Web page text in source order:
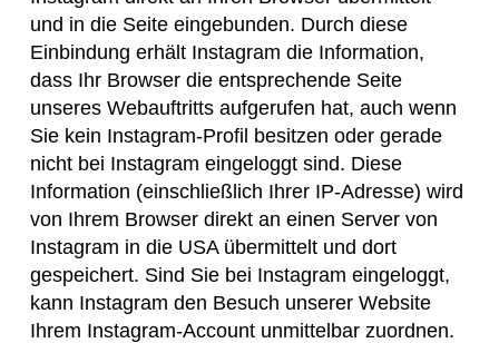
und in die Seite eingebunden. Durch diese
Einbindung erhält Instagram die Information,
dass Ihr Browser die entsprechende Seite
unseres Webauftritts aufgerufen hat, auch wenn
Sie kein Instagram-Profil besitzen oder gerade
nicht bei Instagram eingeloggt sind. Diese
Information (einschließlich Ihrer IP-Adresse) wird
von Ihrem Browser direkt an einen Server von
Instagram in die USA übermittelt und dort
gespeichert. Sind Sie bei Instagram eingeloggt,
kann Instagram den Besuch unserer Website
Ihrem Instagram-Account unmittelbar zuordnen.